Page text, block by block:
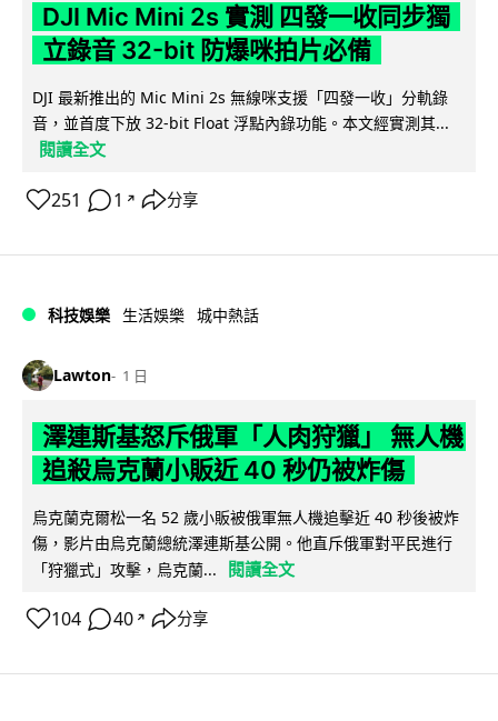
DJI Mic Mini 2s 實測 四發一收同步獨
立錄音 32-bit 防爆咪拍片必備
DJI 最新推出的 Mic Mini 2s 無線咪支援「四發一收」分軌錄
音，並首度下放 32-bit Float 浮點內錄功能。本文經實測其...
閱讀全文
251 1 ↗ 分享
科技娛樂 生活娛樂 城中熱話
Lawton 1 日
澤連斯基怒斥俄軍「人肉狩獵」 無人機
追殺烏克蘭小販近 40 秒仍被炸傷
烏克蘭克爾松一名 52 歲小販被俄軍無人機追擊近 40 秒後被炸
傷，影片由烏克蘭總統澤連斯基公開。他直斥俄軍對平民進行
「狩獵式」攻擊，烏克蘭...
閱讀全文
104 40 ↗ 分享